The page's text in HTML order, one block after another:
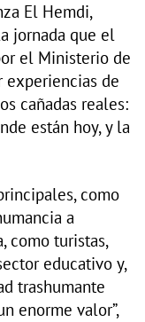
El Hemdi,
jornada que el
el Ministerio de
experiencias de
cañadas reales:
están hoy, y la
como
a
como turistas,
educativo y,
trashumante
enorme valor”,